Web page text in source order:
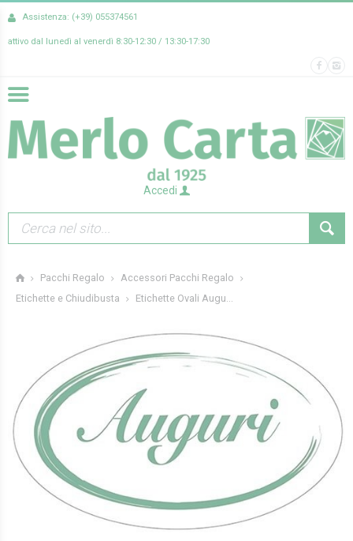
Assistenza: (+39) 055374561
attivo dal lunedì al venerdì 8:30-12:30 / 13:30-17:30
Accedi
Pacchi Regalo
Accessori Pacchi Regalo
Etichette e Chiudibusta
Etichette Ovali Augu...